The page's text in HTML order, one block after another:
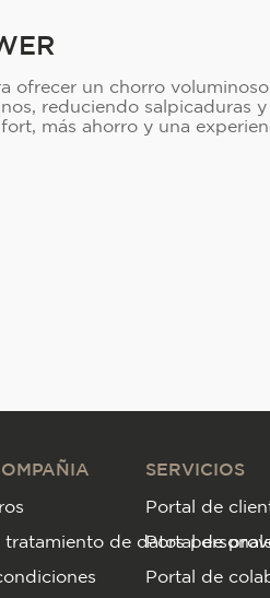
ofrecer un chorro
reduciendo salpicaduras y
más ahorro y una
tratamiento de datos
SERVICIOS
Portal de
Portal de
Portal de